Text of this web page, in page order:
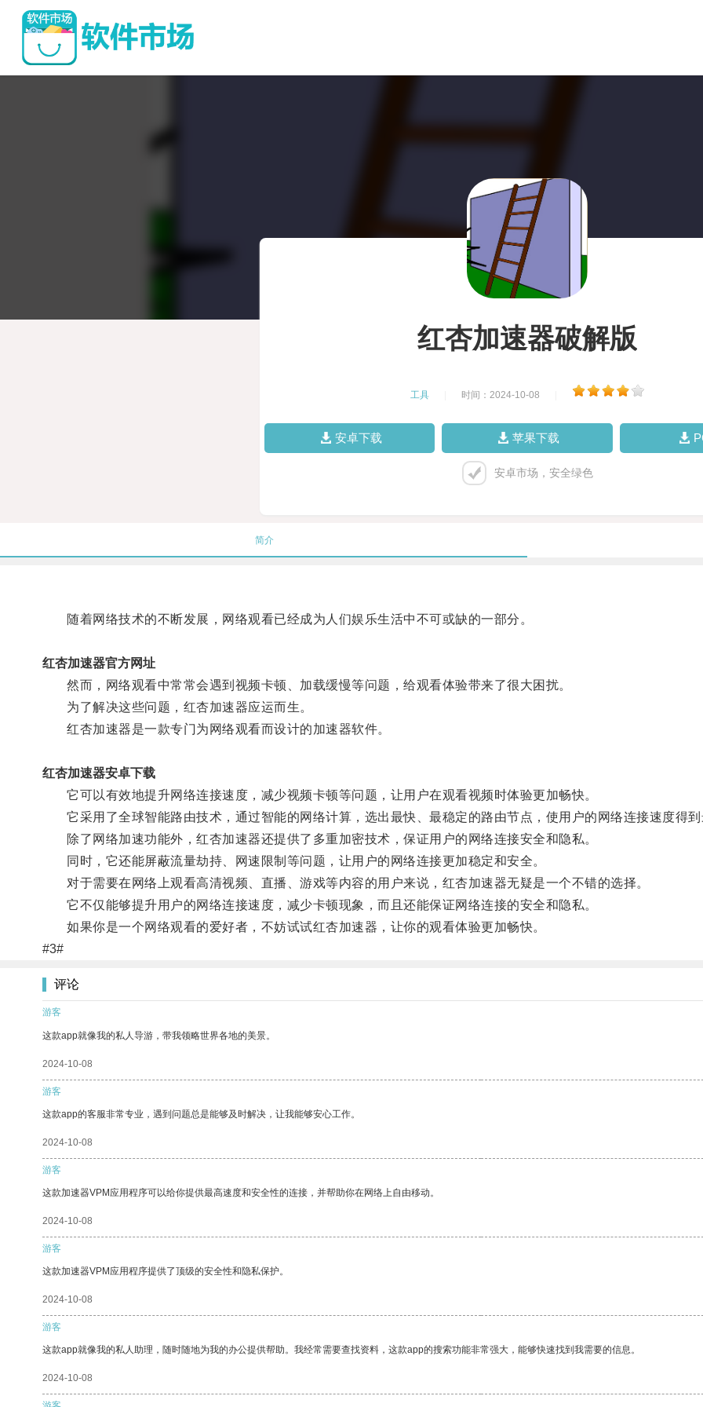
红杏加速器破解版
工具 时间：2024-10-08
安卓下载 苹果下载
安卓市场，安全绿色
简介
随着网络技术的不断发展，网络观看已经成为人们娱乐生活中不可或缺的一部分。
红杏加速器官方网址
然而，网络观看中常常会遇到视频卡顿、加载缓慢等问题，给观看体验带来了很大困扰。
为了解决这些问题，红杏加速器应运而生。
红杏加速器是一款专门为网络观看而设计的加速器软件。
红杏加速器安卓下载
它可以有效地提升网络连接速度，减少视频卡顿等问题，让用户在观看视频时体验更加畅快。
它采用了全球智能路由技术，通过智能的网络计算，选出最快、最稳定的路由节点，使用户的网络连接速度得到
除了网络加速功能外，红杏加速器还提供了多重加密技术，保证用户的网络连接安全和隐私。
同时，它还能屏蔽流量劫持、网速限制等问题，让用户的网络连接更加稳定和安全。
对于需要在网络上观看高清视频、直播、游戏等内容的用户来说，红杏加速器无疑是一个不错的选择。
它不仅能够提升用户的网络连接速度，减少卡顿现象，而且还能保证网络连接的安全和隐私。
如果你是一个网络观看的爱好者，不妨试试红杏加速器，让你的观看体验更加畅快。
#3#
评论
游客
这款app就像我的私人导游，带我领略世界各地的美景。
2024-10-08
游客
这款app的客服非常专业，遇到问题总是能够及时解决，让我能够安心工作。
2024-10-08
游客
这款加速器VPM应用程序可以给你提供最高速度和安全性的连接，并帮助你在网络上自由移动。
2024-10-08
游客
这款加速器VPM应用程序提供了顶级的安全性和隐私保护。
2024-10-08
游客
这款app就像我的私人助理，随时随地为我的办公提供帮助。我经常需要查找资料，这款app的搜索功能非常强大，能够快速找到我需要的信息。
2024-10-08